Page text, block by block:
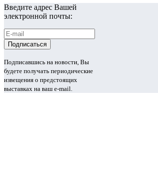
Введите адрес Вашей
электронной почты:
Подписавшись на новости, Вы
будете получать периодические
извещения о предстоящих
выставках на ваш e-mail.